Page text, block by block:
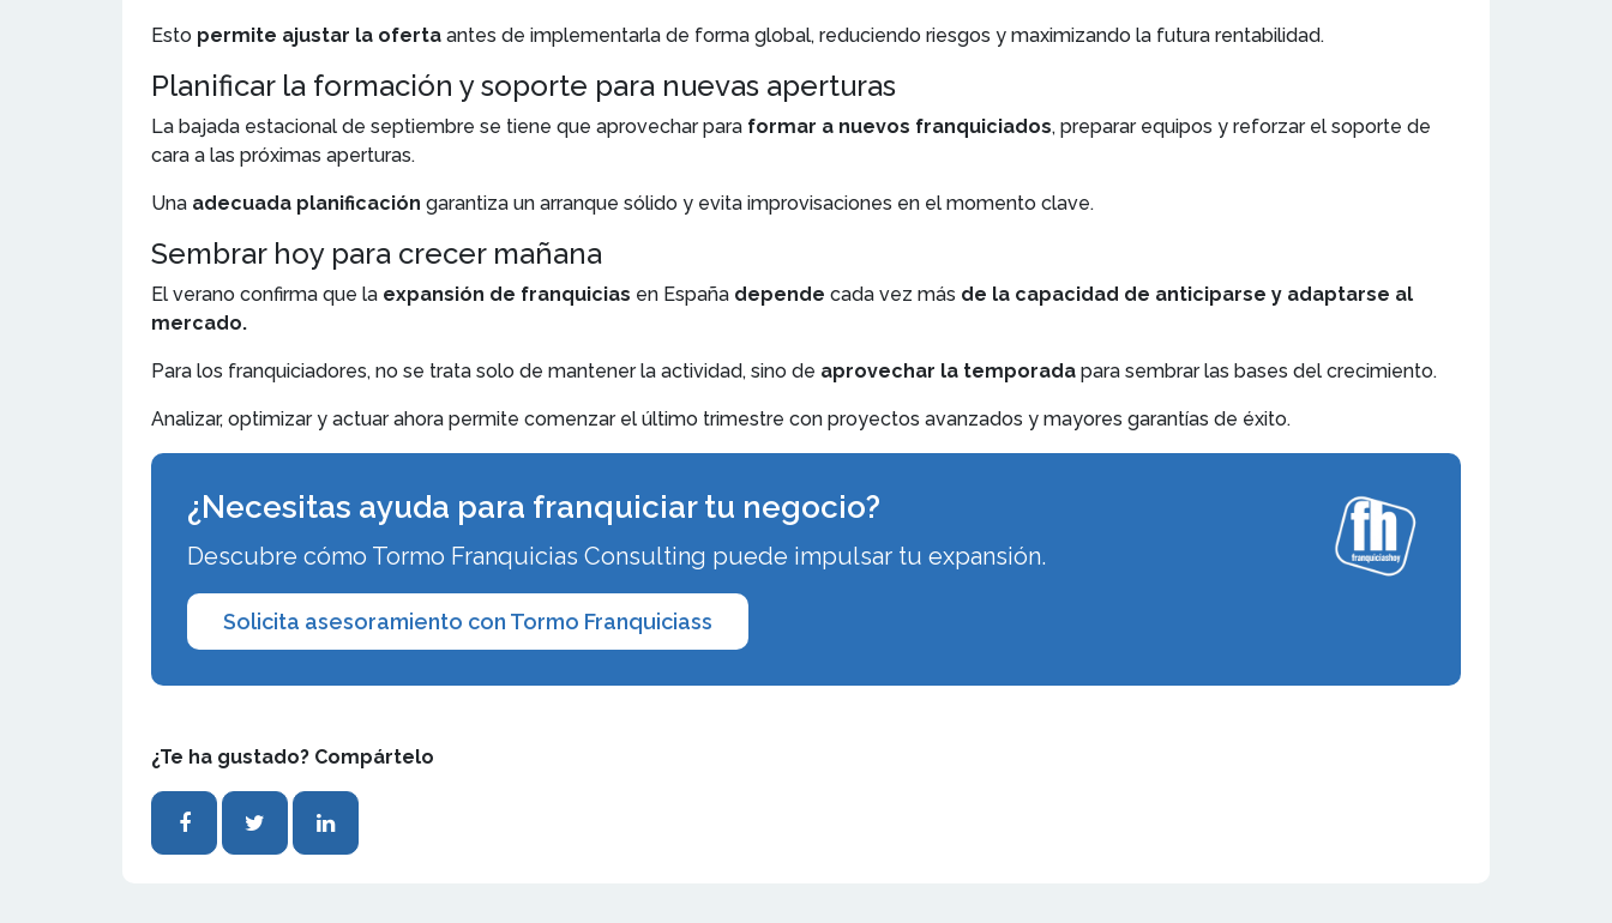
Esto permite ajustar la oferta antes de implementarla de forma global, reduciendo riesgos y maximizando la futura rentabilidad.
Planificar la formación y soporte para nuevas aperturas
La bajada estacional de septiembre se tiene que aprovechar para formar a nuevos franquiciados, preparar equipos y reforzar el soporte de
cara a las próximas aperturas.
Una adecuada planificación garantiza un arranque sólido y evita improvisaciones en el momento clave.
Sembrar hoy para crecer mañana
El verano confirma que la expansión de franquicias en España depende cada vez más de la capacidad de anticiparse y adaptarse al
mercado.
Para los franquiciadores, no se trata solo de mantener la actividad, sino de aprovechar la temporada para sembrar las bases del crecimiento.
Analizar, optimizar y actuar ahora permite comenzar el último trimestre con proyectos avanzados y mayores garantías de éxito.
¿Necesitas ayuda para franquiciar tu negocio?
Descubre cómo Tormo Franquicias Consulting puede impulsar tu expansión.
Solicita asesoramiento con Tormo Franquiciass
¿Te ha gustado? Compártelo